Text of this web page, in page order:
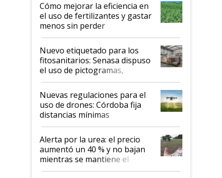
Cómo mejorar la eficiencia en
el uso de fertilizantes y gastar
menos sin perder
productividad en la campaña
fina
Nuevo etiquetado para los
fitosanitarios: Senasa dispuso
el uso de pictogramas,
palabras de advertencia e
indicaciones
Nuevas regulaciones para el
uso de drones: Córdoba fija
distancias mínimas
Alerta por la urea: el precio
aumentó un 40 % y no bajan
mientras se mantiene el
conflicto en Medio Oriente